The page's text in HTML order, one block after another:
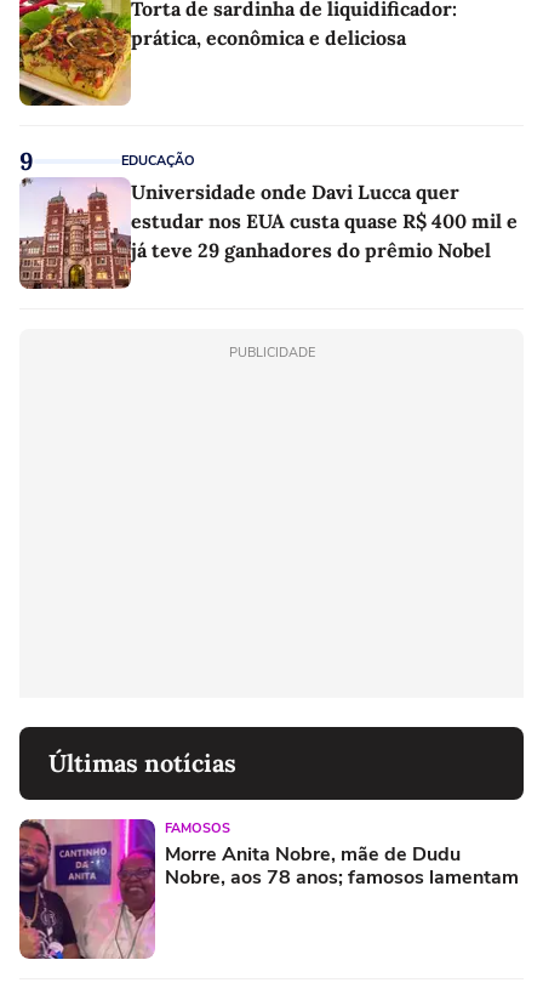
Torta de sardinha de liquidificador:
prática, econômica e deliciosa
9 EDUCAÇÃO
Universidade onde Davi Lucca quer
estudar nos EUA custa quase R$ 400 mil e
já teve 29 ganhadores do prêmio Nobel
PUBLICIDADE
Últimas notícias
FAMOSOS
Morre Anita Nobre, mãe de Dudu
Nobre, aos 78 anos; famosos lamentam